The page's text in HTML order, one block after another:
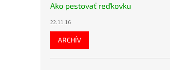
Ako pestovať reďkovku
22.11.16
ARCHÍV